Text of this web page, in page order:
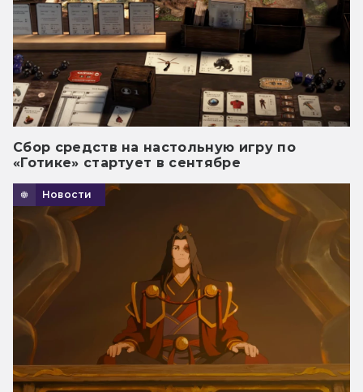
Сбор средств на настольную игру по
«Готике» стартует в сентябре
Новости